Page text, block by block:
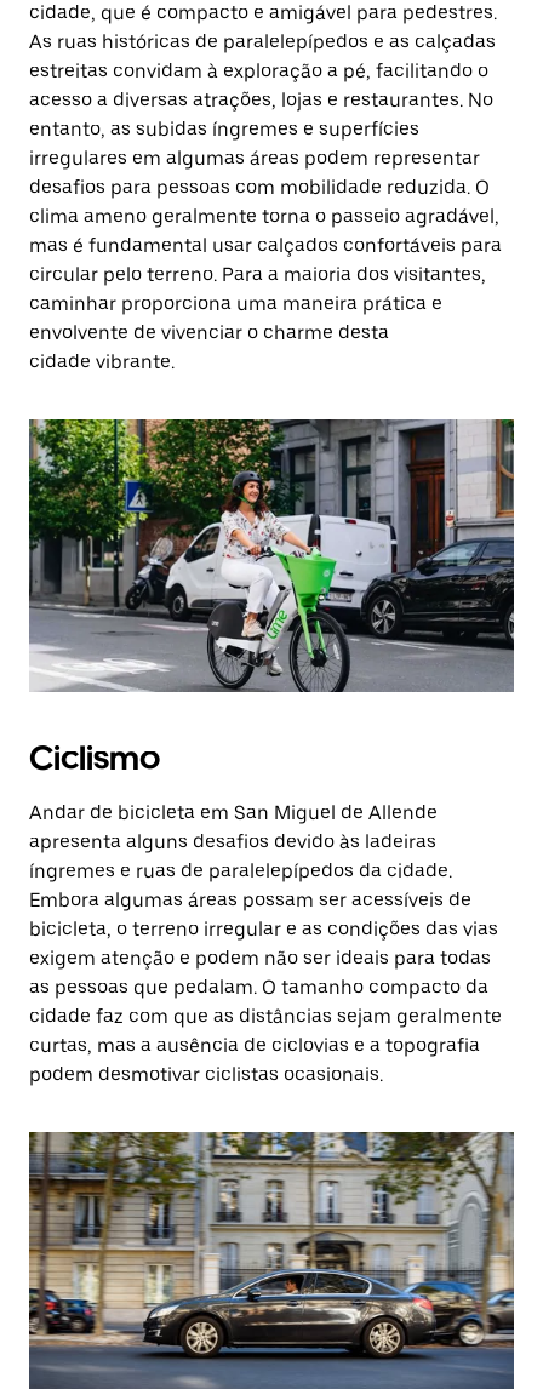
cidade, que é compacto e amigável para pedestres.
As ruas históricas de paralelepípedos e as calçadas
estreitas convidam à exploração a pé, facilitando o
acesso a diversas atrações, lojas e restaurantes. No
entanto, as subidas íngremes e superfícies
irregulares em algumas áreas podem representar
desafios para pessoas com mobilidade reduzida. O
clima ameno geralmente torna o passeio agradável,
mas é fundamental usar calçados confortáveis para
circular pelo terreno. Para a maioria dos visitantes,
caminhar proporciona uma maneira prática e
envolvente de vivenciar o charme desta
cidade vibrante.
Ciclismo
Andar de bicicleta em San Miguel de Allende
apresenta alguns desafios devido às ladeiras
íngremes e ruas de paralelepípedos da cidade.
Embora algumas áreas possam ser acessíveis de
bicicleta, o terreno irregular e as condições das vias
exigem atenção e podem não ser ideais para todas
as pessoas que pedalam. O tamanho compacto da
cidade faz com que as distâncias sejam geralmente
curtas, mas a ausência de ciclovias e a topografia
podem desmotivar ciclistas ocasionais.